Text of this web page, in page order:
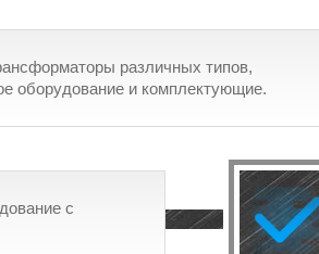
различных типов,
оборудование и комплектующие.
с